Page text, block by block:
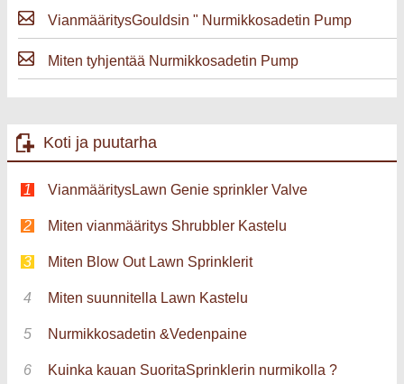
VianmääritysGouldsin " Nurmikkosadetin Pump
Miten tyhjentää Nurmikkosadetin Pump
Koti ja puutarha
VianmääritysLawn Genie sprinkler Valve
Miten vianmääritys Shrubbler Kastelu
Miten Blow Out Lawn Sprinklerit
Miten suunnitella Lawn Kastelu
Nurmikkosadetin &Vedenpaine
Kuinka kauan SuoritaSprinklerin nurmikolla ?